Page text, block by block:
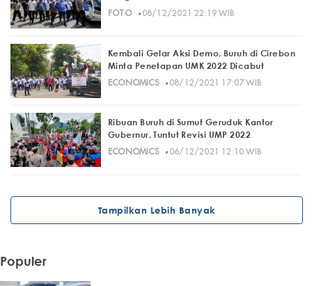
FOTO· 08/12/2021 22:19 WIB
Kembali Gelar Aksi Demo, Buruh di Cirebon
Minta Penetapan UMK 2022 Dicabut
ECONOMICS· 08/12/2021 17:07 WIB
Ribuan Buruh di Sumut Geruduk Kantor
Gubernur, Tuntut Revisi UMP 2022
ECONOMICS· 06/12/2021 12:10 WIB
Tampilkan Lebih Banyak
Populer